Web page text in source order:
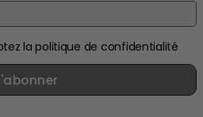
la politique de confidentialité